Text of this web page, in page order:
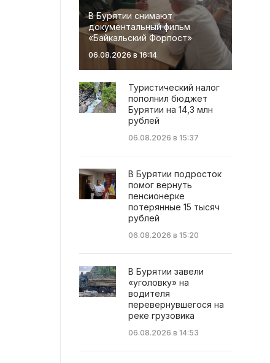
В Бурятии снимают
документальный фильм
«Байкальский Форпост»
06.08.2026 в 16:14
Туристический налог
пополнил бюджет
Бурятии на 14,3 млн
рублей
06.08.2026 в 15:37
В Бурятии подросток
помог вернуть
пенсионерке
потерянные 15 тысяч
рублей
06.08.2026 в 15:20
В Бурятии завели
«уголовку» на
водителя
перевернувшегося на
реке грузовика
06.08.2026 в 14:53